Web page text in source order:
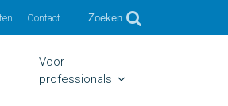
Contact Zoeken
Voor
professionals